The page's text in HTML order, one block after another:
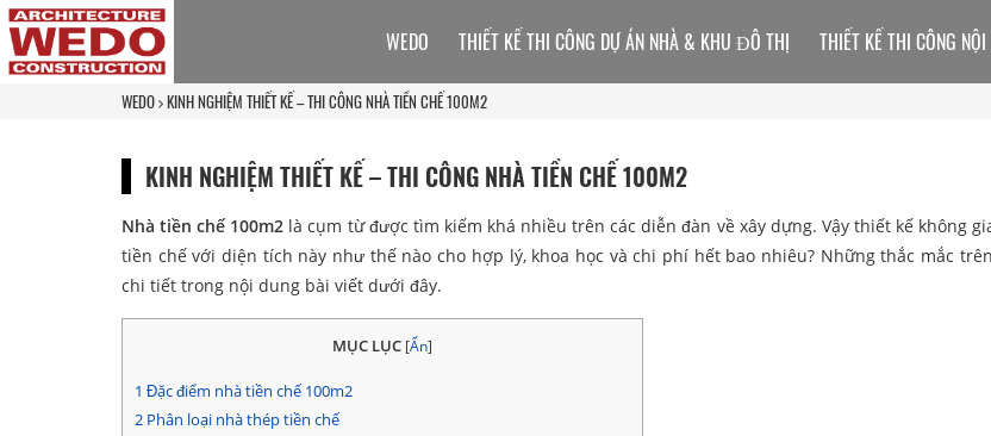
WEDO KINH NGHIỆM THIẾT KẾ – THI CÔNG NHÀ TIỀN CHẾ 100M2
KINH NGHIỆM THIẾT KẾ – THI CÔNG NHÀ TIỀN CHẾ 100M2
Nhà tiền chế 100m2 là cụm từ được tìm kiếm khá nhiều trên các diễn đàn về xây dựng. Vậy thiết kế không
tiền chế với diện tích này như thế nào cho hợp lý, khoa học và chi phí hết bao nhiêu? Những thắc mắc
chi tiết trong nội dung bài viết dưới đây.
MỤC LỤC [Ẩn]
1 Đặc điểm nhà tiền chế 100m2
2 Phân loại nhà thép tiền chế
WEDO THIẾT KẾ THI CÔNG DỰ ÁN NHÀ & KHU ĐÔ THỊ THIẾT KẾ THI CÔNG